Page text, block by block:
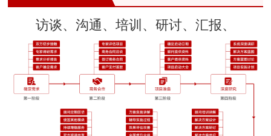
访谈、沟通、培训、研讨、汇报、